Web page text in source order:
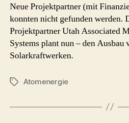
Neue Projektpartner (mit
konnten nicht gefunden werden.
Projektpartner Utah Associated
Systems plant nun – den
Solarkraftwerken.
Schlagwörter
Atomenergie